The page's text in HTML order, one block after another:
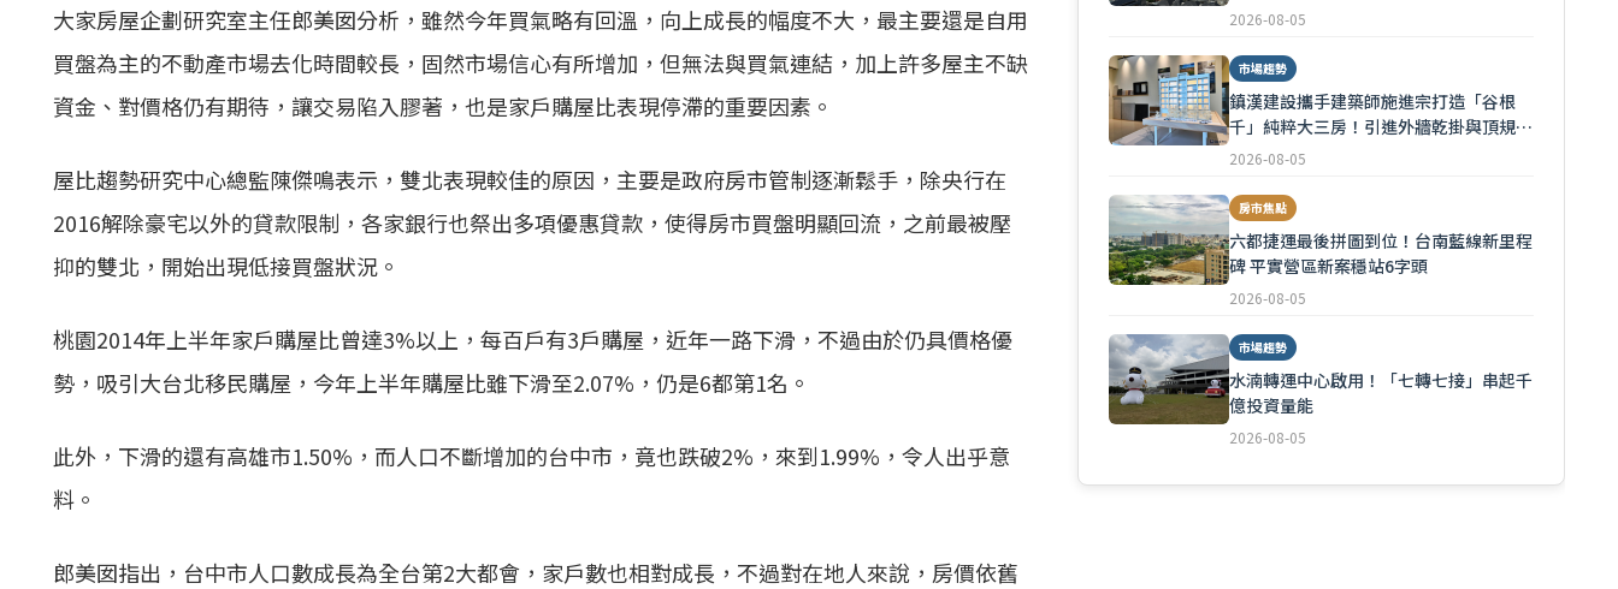
大家房屋企劃研究室主任郎美囡分析，雖然今年買氣略有回溫，向上成長的幅度不大，最主要還是自用
買盤為主的不動產市場去化時間較長，固然市場信心有所增加，但無法與買氣連結，加上許多屋主不缺
資金、對價格仍有期待，讓交易陷入膠著，也是家戶購屋比表現停滯的重要因素。
屋比趨勢研究中心總監陳傑鳴表示，雙北表現較佳的原因，主要是政府房市管制逐漸鬆手，除央行在
2016解除豪宅以外的貸款限制，各家銀行也祭出多項優惠貸款，使得房市買盤明顯回流，之前最被壓
抑的雙北，開始出現低接買盤狀況。
桃園2014年上半年家戶購屋比曾達3%以上，每百戶有3戶購屋，近年一路下滑，不過由於仍具價格優
勢，吸引大台北移民購屋，今年上半年購屋比雖下滑至2.07%，仍是6都第1名。
此外，下滑的還有高雄市1.50%，而人口不斷增加的台中市，竟也跌破2%，來到1.99%，令人出乎意
料。
郎美囡指出，台中市人口數成長為全台第2大都會，家戶數也相對成長，不過對在地人來說，房價依舊
2026-08-05
市場趨勢
鎮漢建設攜手建築師施進宗打造「谷根
千」純粹大三房！引進外牆乾掛與頂規隔
音
2026-08-05
房市焦點
六都捷運最後拼圖到位！台南藍線新里程
碑 平實營區新案穩站6字頭
2026-08-05
市場趨勢
水湳轉運中心啟用！「七轉七接」串起千
億投資量能
2026-08-05